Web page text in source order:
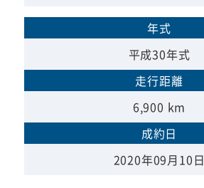
年式
平成30年式
走行距離
6,900 km
成約日
2020年09月10日